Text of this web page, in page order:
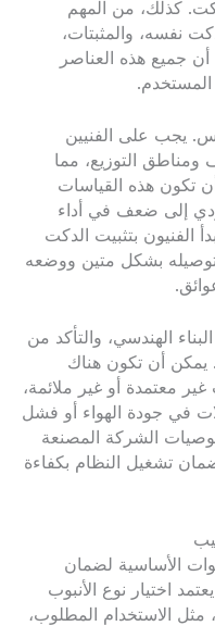
كذلك، من المهم
نفسه، والمثبتات،
أن جميع هذه العناصر
يجب على الفنيين
التوزيع، مما
تكون هذه القياسات
إلى ضعف في أداء
الفنيون بتثبيت الدكت
توصيله بشكل متين ووضعه
الهندسي، والتأكد من
يمكن أن تكون هناك
معتمدة أو غير ملائمة،
في جودة الهواء أو فشل
الشركة المصنعة
تشغيل النظام بكفاءة
الأساسية لضمان
اختيار نوع الأنبوب
الاستخدام المطلوب،